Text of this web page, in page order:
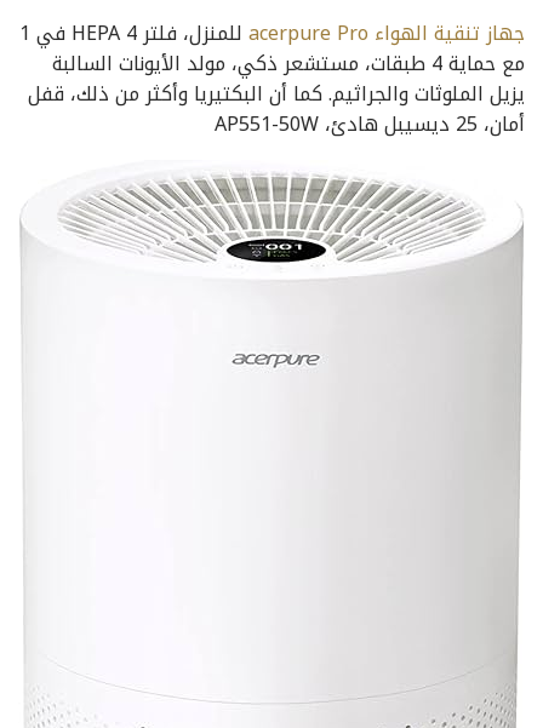
جهاز تنقية الهواء acerpure Pro
للمنزل، فلتر HEPA 4 في 1
مع حماية 4 طبقات، مستشعر ذكي، مولد الأيونات السالبة
يزيل الملوثات والجراثيم. كما أن البكتيريا وأكثر من ذلك، قفل
أمان، 25 ديسيبل هادئ، AP551-50W